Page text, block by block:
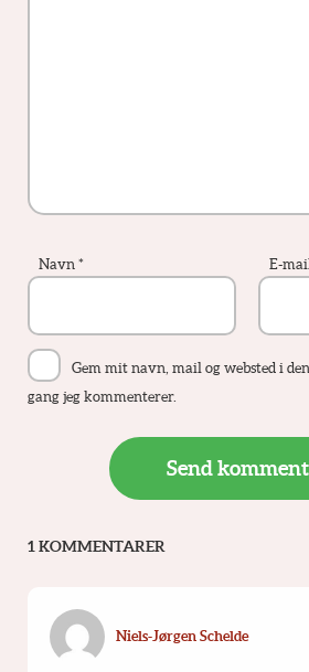
Navn * E-
Gem mit navn, mail og websted i
gang jeg kommenterer.
1 KOMMENTARER
Niels-Jørgen Schelde